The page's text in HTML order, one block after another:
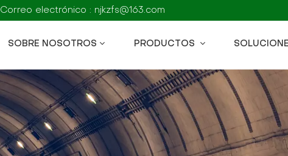
Correo electrónico : njkzfs@163.com
SOBRE NOSOTROS PRODUCTOS